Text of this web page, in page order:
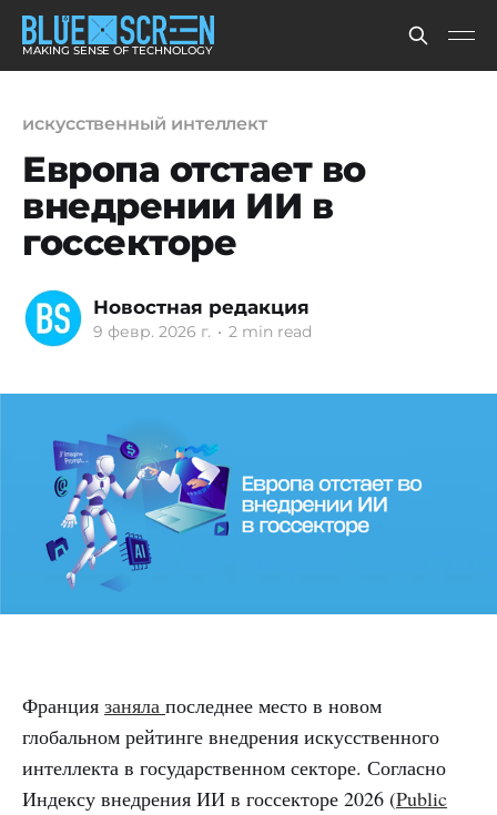
MAKING SENSE OF TECHNOLOGY
искусственный интеллект
Европа отстает во
внедрении ИИ в
госсекторе
Новостная редакция
9 февр. 2026 г. • 2 min read
Франция заняла последнее место в новом
глобальном рейтинге внедрения искусственного
интеллекта в государственном секторе. Согласно
Индексу внедрения ИИ в госсекторе 2026 (Public